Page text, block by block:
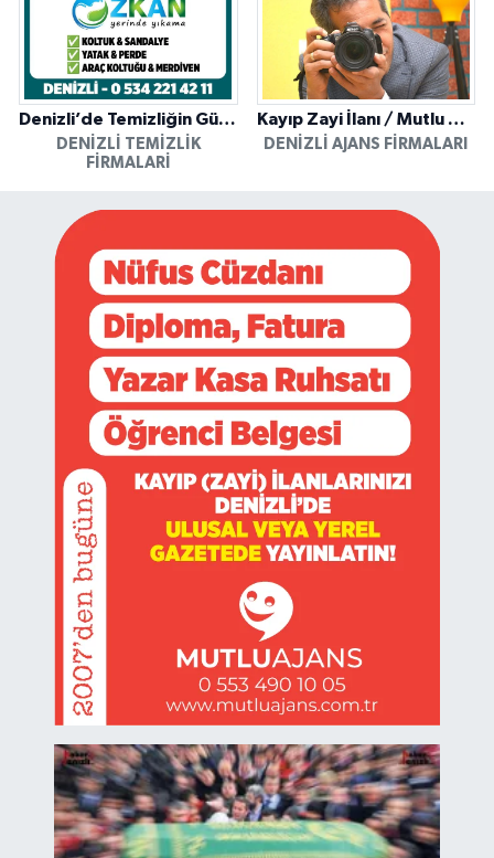
Denizli’de Temizliğin Güvenilir Adresi: Özkan Yerinde Yıkama
DENIZLI TEMIZLIK
FIRMALARI
Kayıp Zayi İlanı / Mutlu Ajans / Denizli
DENIZLI AJANS FIRMALARI